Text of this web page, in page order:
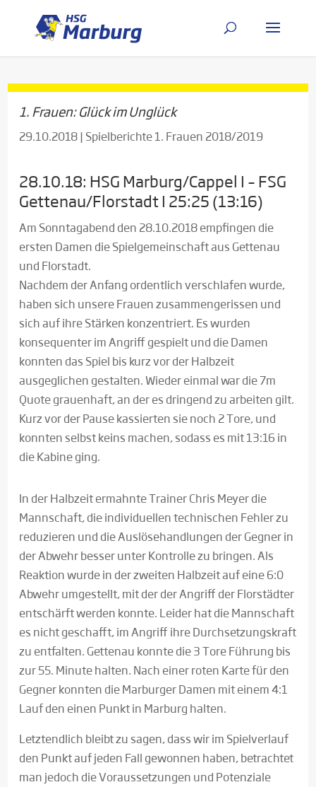
1. Frauen: Glück im Unglück
29.10.2018| Spielberichte 1. Frauen 2018/2019
28.10.18: HSG Marburg/Cappel I – FSG
Gettenau/Florstadt I 25:25 (13:16)
Am Sonntagabend den 28.10.2018 empfingen die
ersten Damen die Spielgemeinschaft aus Gettenau
und Florstadt.
Nachdem der Anfang ordentlich verschlafen wurde,
haben sich unsere Frauen zusammengerissen und
sich auf ihre Stärken konzentriert. Es wurden
konsequenter im Angriff gespielt und die Damen
konnten das Spiel bis kurz vor der Halbzeit
ausgeglichen gestalten. Wieder einmal war die 7m
Quote grauenhaft, an der es dringend zu arbeiten gilt.
Kurz vor der Pause kassierten sie noch 2 Tore, und
konnten selbst keins machen, sodass es mit 13:16 in
die Kabine ging.
In der Halbzeit ermahnte Trainer Chris Meyer die
Mannschaft, die individuellen technischen Fehler zu
reduzieren und die Auslösehandlungen der Gegner in
der Abwehr besser unter Kontrolle zu bringen. Als
Reaktion wurde in der zweiten Halbzeit auf eine 6:0
Abwehr umgestellt, mit der der Angriff der Florstädter
entschärft werden konnte. Leider hat die Mannschaft
es nicht geschafft, im Angriff ihre Durchsetzungskraft
zu entfalten. Gettenau konnte die 3 Tore Führung bis
zur 55. Minute halten. Nach einer roten Karte für den
Gegner konnten die Marburger Damen mit einem 4:1
Lauf den einen Punkt in Marburg halten.
Letztendlich bleibt zu sagen, dass wir im Spielverlauf
den Punkt auf jeden Fall gewonnen haben, betrachtet
man jedoch die Voraussetzungen und Potenziale